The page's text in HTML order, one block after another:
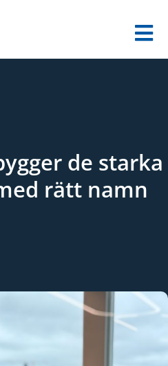
de starka
rätt namn